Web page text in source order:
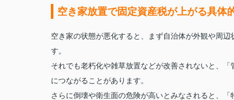
空き家放置で固定資産税が上がる具体
空き家の状態が悪化すると、まず自治体が外観や周
す。
それでも老朽化や雑草放置などが改善されないと、
につながることがあります。
さらに倒壊や衛生面の危険が高いとみなされると、